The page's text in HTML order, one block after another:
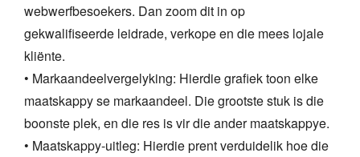
webwerfbesoekers. Dan zoom dit in op
gekwalifiseerde leidrade, verkope en die mees lojale
kliënte.
• Markaandeelvergelyking: Hierdie grafiek toon elke
maatskappy se markaandeel. Die grootste stuk is die
boonste plek, en die res is vir die ander maatskappye.
• Maatskappy-uitleg: Hierdie prent verduidelik hoe die